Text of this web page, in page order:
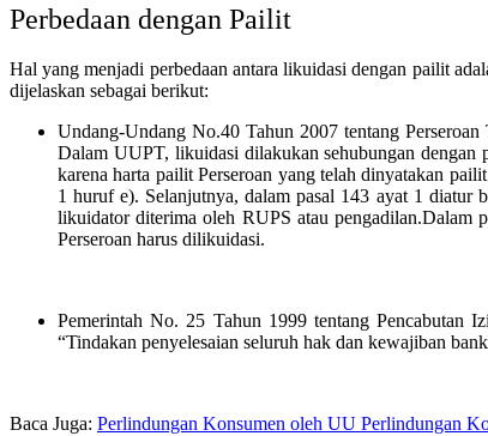
Perbedaan dengan Pailit
Hal yang menjadi perbedaan antara likuidasi dengan pailit
dijelaskan sebagai berikut:
Undang-Undang No.40 Tahun 2007 tentang
Dalam UUPT, likuidasi dilakukan sehubungan dengan
karena harta pailit Perseroan yang telah dinyatakan
1 huruf e). Selanjutnya, dalam pasal 143 ayat 1 diatur
likuidator diterima oleh RUPS atau pengadilan.Dalam
Perseroan harus dilikuidasi.
Pemerintah No. 25 Tahun 1999 tentang Pencabutan
“Tindakan penyelesaian seluruh hak dan kewajiban
Baca Juga: Perlindungan Konsumen oleh UU Perlindungan